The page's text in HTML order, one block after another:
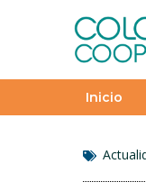
Inicio